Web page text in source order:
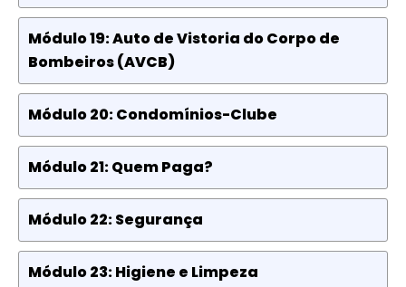
Módulo 19: Auto de Vistoria do Corpo de
Bombeiros (AVCB)
Módulo 20: Condomínios-Clube
Módulo 21: Quem Paga?
Módulo 22: Segurança
Módulo 23: Higiene e Limpeza